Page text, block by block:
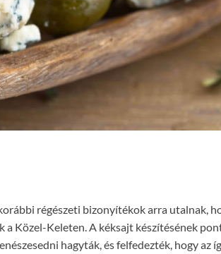
régészeti bizonyítékok arra utalnak,
a Közel-Keleten. A kéksajt készítésének
hagyták, és felfedezték, hogy az